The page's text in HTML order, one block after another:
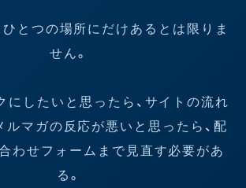
ひとつの場所にだけあるとは限りま
せん。
にしたいと思ったら、サイトの流れ
ルマガの反応が悪いと思ったら、配
わせフォームまで見直す必要があ
る。